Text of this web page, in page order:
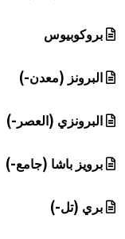
بروكوبيوس
البرونز (معدن-)
البرونزي (العصر-)
برويز باشا (جامع-)
بري (تل-)